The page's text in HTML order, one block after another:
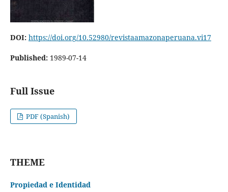
DOI: https://doi.org/10.52980/revistaamazonaperuana.vi17
Published: 1989-07-14
Full Issue
PDF (Spanish)
THEME
Propiedad e Identidad